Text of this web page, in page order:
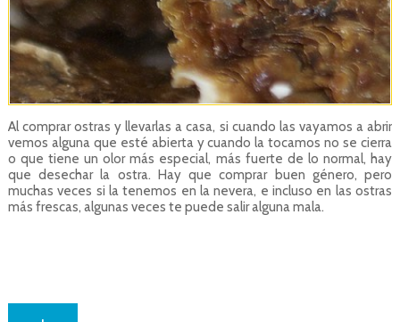
Al comprar ostras y llevarlas a casa, si cuando las vayamos a abrir
vemos alguna que esté abierta y cuando la tocamos no se cierra
o que tiene un olor más especial, más fuerte de lo normal, hay
que desechar la ostra. Hay que comprar buen género, pero
muchas veces si la tenemos en la nevera, e incluso en las ostras
más frescas, algunas veces te puede salir alguna mala.